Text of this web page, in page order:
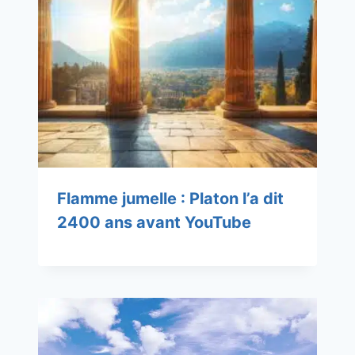
Flamme jumelle : Platon l’a dit
2400 ans avant YouTube